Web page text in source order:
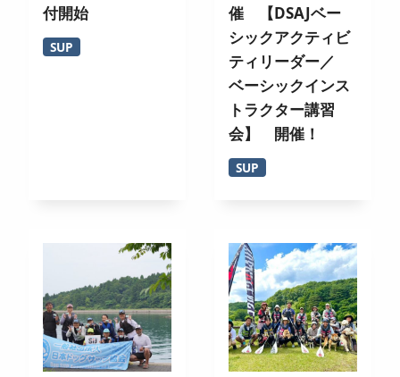
付開始
SUP
催 【DSAJベー
シックアクティビ
ティリーダー／
ベーシックインス
トラクター講習
会】 開催！
SUP